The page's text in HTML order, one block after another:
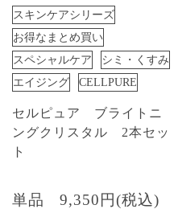
スキンケアシリーズ
お得なまとめ買い
スペシャルケア
シミ・くすみ
エイジング
CELLPURE
セルピュア ブライトニ
ングクリスタル 2本セッ
ト
単品 9,350円(税込)